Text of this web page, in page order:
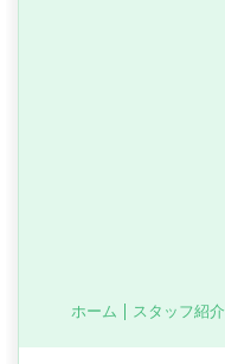
ホーム スタッフ紹介